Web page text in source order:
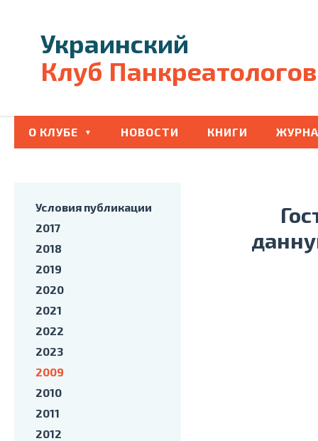
Украинский
Клуб Панкреатологов
О КЛУБЕ НОВОСТИ КНИГИ
Условия публикации
2017
2018
2019
2020
2021
2022
2023
2009
2010
2011
2012